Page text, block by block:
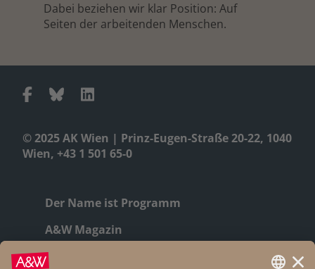
© 2025 AK Wien | Prinz-Eugen-Straße 20-22, 1040
Wien, +43 1 501 65-0
Der Name ist Programm
A&W Magazin
Geschichte
Dabei beziehen wir klar Position: Auf
Seiten der arbeitenden Menschen.